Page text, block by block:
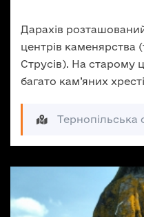
Дарахів
центрів каменярства
Струсів). На старому
багато кам’яних
Тернопільська